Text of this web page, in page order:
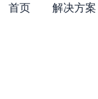
首页 解决方案